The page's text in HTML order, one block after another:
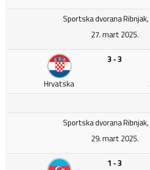
Sportska dvorana
27. mart 2025.
Hrvatska
3 - 3
Sportska dvorana
29. mart 2025.
1 - 3